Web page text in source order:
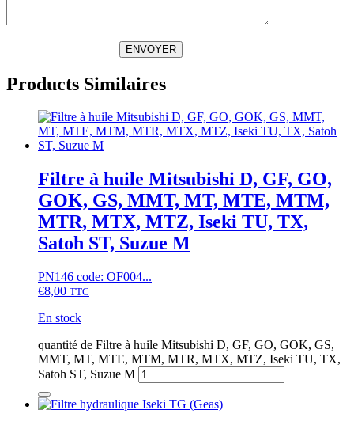
ENVOYER
Products Similaires
Filtre à huile Mitsubishi D, GF, GO,
GOK, GS, MMT, MT, MTE, MTM,
MTR, MTX, MTZ, Iseki TU, TX,
Satoh ST, Suzue M
PN146 code: OF004...
€8,00 TTC
En stock
quantité de Filtre à huile Mitsubishi D, GF, GO, GOK, GS,
MMT, MT, MTE, MTM, MTR, MTX, MTZ, Iseki TU, TX,
Satoh ST, Suzue M